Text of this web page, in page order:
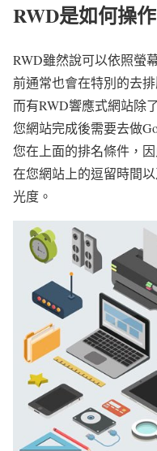
RWD是如何操
RWD雖然說可以依照螢
前通常也會在特別的去
而有RWD響應式網站除
您網站完成後需要去做
您在上面的排名條件，
在您網站上的逗留時間
光度。